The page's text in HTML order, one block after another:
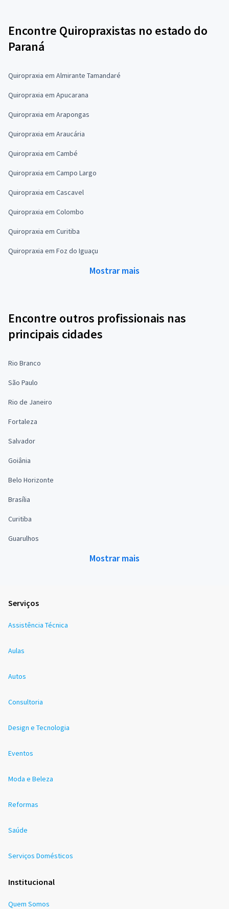
Encontre Quiropraxistas no estado do
Paraná
Quiropraxia em Almirante Tamandaré
Quiropraxia em Apucarana
Quiropraxia em Arapongas
Quiropraxia em Araucária
Quiropraxia em Cambé
Quiropraxia em Campo Largo
Quiropraxia em Cascavel
Quiropraxia em Colombo
Quiropraxia em Curitiba
Quiropraxia em Foz do Iguaçu
Mostrar mais
Encontre outros profissionais nas
principais cidades
Rio Branco
São Paulo
Rio de Janeiro
Fortaleza
Salvador
Goiânia
Belo Horizonte
Brasília
Curitiba
Guarulhos
Mostrar mais
Serviços
Assistência Técnica
Aulas
Autos
Consultoria
Design e Tecnologia
Eventos
Moda e Beleza
Reformas
Saúde
Serviços Domésticos
Institucional
Quem Somos